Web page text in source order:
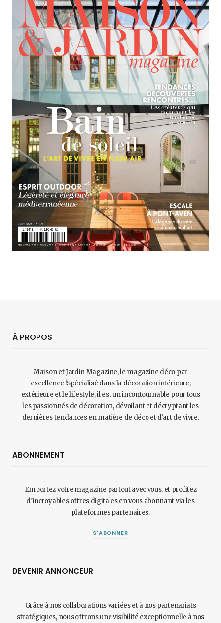
À PROPOS
Maison et Jardin Magazine, le magazine déco par
excellence !Spécialisé dans la décoration intérieure,
extérieure et le lifestyle, il est un incontournable pour tous
les passionnés de décoration, dévoilant et décryptant les
dernières tendances en matière de déco et d'art de vivre.
ABONNEMENT
Emportez votre magazine partout avec vous, et profitez
d’incroyables offres digitales en vous abonnant via les
plateformes partenaires.
S'ABONNER
DEVENIR ANNONCEUR
Grâce à nos collaborations variées et à nos partenariats
stratégiques, nous offrons une visibilité exceptionnelle à nos